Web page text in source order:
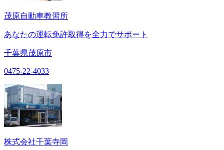
茂原自動車教習所
あなたの運転免許取得を全力でサポート
千葉県茂原市
0475-22-4033
株式会社千葉寺岡